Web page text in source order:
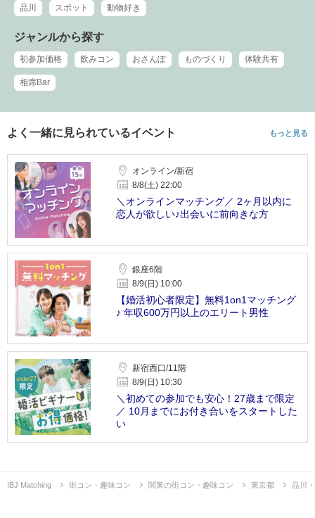
品川 スポット 動物好き
ジャンルから探す
初参加価格 飲みコン おさんぽ ものづくり 体験共有
相席Bar
よく一緒に見られているイベント もっと見る
オンライン/新宿
8/8(土) 22:00
＼オンラインマッチング／ 2ヶ月以内に
恋人が欲しい♪出会いに前向きな方
銀座6階
8/9(日) 10:00
【婚活初心者限定】無料1on1マッチング
♪ 年収600万円以上のエリート男性
新宿西口/11階
8/9(日) 10:30
＼初めての参加でも安心！27歳まで限定
／ 10月までにお付き合いをスタートした
い
IBJ Matching 街コン・趣味コン 関東の街コン・趣味コン 東京都 品川